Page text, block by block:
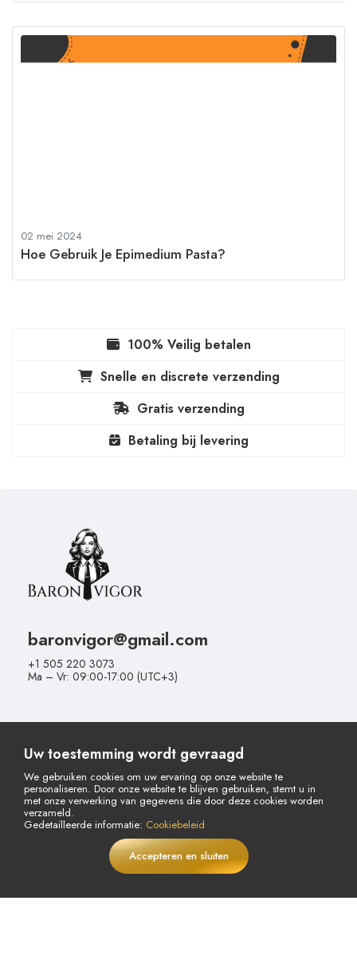
02 mei 2024
Hoe Gebruik Je Epimedium Pasta?
In winkelwagen
100% Veilig betalen
Snelle en discrete verzending
Gratis verzending
Betaling bij levering
baronvigor@gmail.com
+1 505 220 3073
Ma – Vr: 09:00-17:00 (UTC+3)
Overeenkomst op Afstand
Betaling & Levering
Uw toestemming wordt gevraagd
We gebruiken cookies om uw ervaring op onze website te
personaliseren. Door onze website te blijven gebruiken, stemt u in
met onze verwerking van gegevens die door deze cookies worden
verzameld.
Gedetailleerde informatie: Cookiebeleid
Accepteren en sluiten